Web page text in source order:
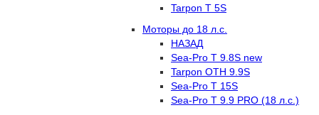
Tarpon T 5S
Моторы до 18 л.с.
НАЗАД
Sea-Pro T 9.8S new
Tarpon OTH 9.9S
Sea-Pro T 15S
Sea-Pro T 9.9 PRO (18 л.с.)